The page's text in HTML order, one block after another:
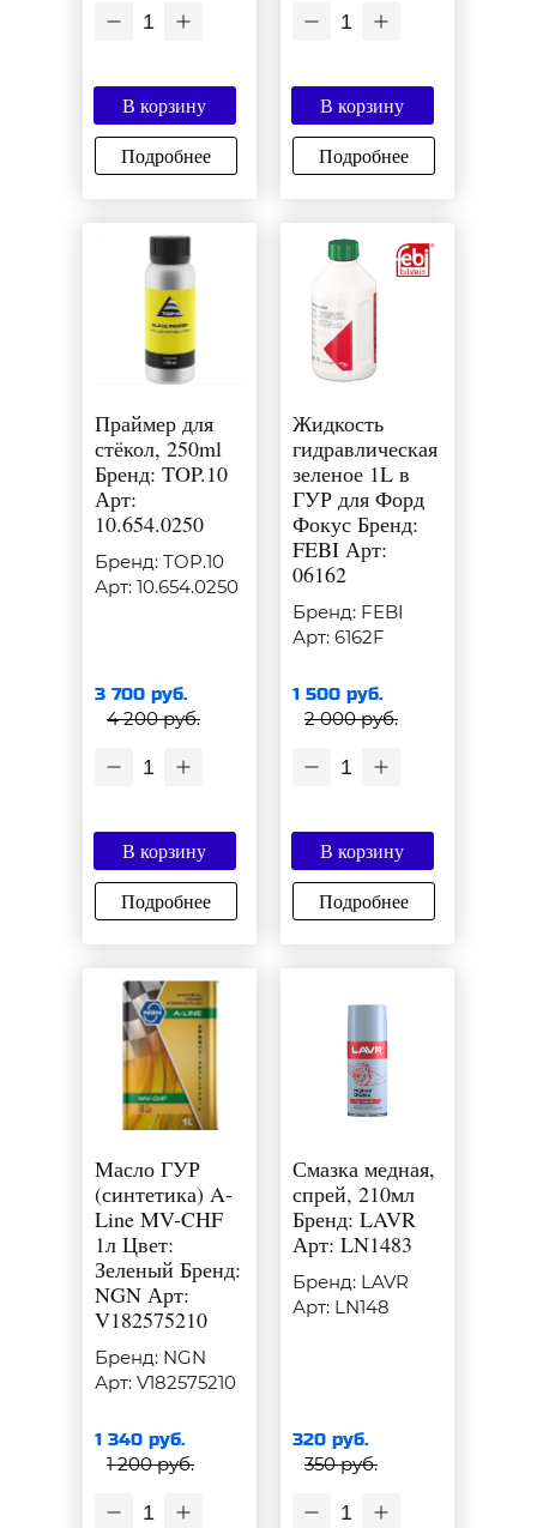
1
В корзину
Подробнее
1
В корзину
Подробнее
Праймер для
стёкол, 250ml
Бренд: TOP.10
Арт:
10.654.0250
Бренд: TOP.10
Арт: 10.654.0250
3 700 руб.
4 200 руб.
1
В корзину
Подробнее
Жидкость
гидравлическая
зеленое 1L в
ГУР для Форд
Фокус Бренд:
FEBI Арт:
06162
Бренд: FEBI
Арт: 6162F
1 500 руб.
2 000 руб.
1
В корзину
Подробнее
Масло ГУР
(синтетика) A-
Line MV-CHF
1л Цвет:
Зеленый Бренд:
NGN Арт:
V182575210
Бренд: NGN
Арт: V182575210
1 340 руб.
1 200 руб.
1
Смазка медная,
спрей, 210мл
Бренд: LAVR
Арт: LN1483
Бренд: LAVR
Арт: LN148
320 руб.
350 руб.
1